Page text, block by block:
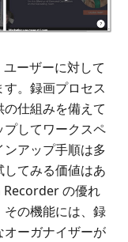
ユーザーに対して
。録画プロセス
仕組みを備えて
してワークスペ
アップ手順は多
てみる価値はあ
Recorder の優れ
の機能には、録
ーガナイザーが